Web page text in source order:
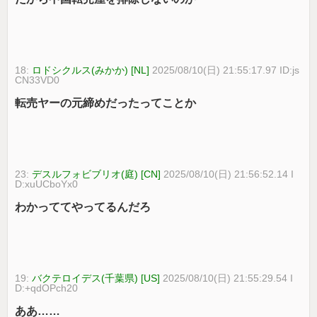
18: ロドシクルス(みかか) [NL] 2025/08/10(日) 21:55:17.97 ID:js
CN33VD0
転売ヤーの元締めだったってことか
23:デスルフォビブリオ(庭) [CN] 2025/08/10(日) 21:56:52.14 I
D:xuUCboYx0
わかっててやってるんだろ
19:バクテロイデス(千葉県) [US] 2025/08/10(日) 21:55:29.54 I
D:+qdOPch20
ああ……